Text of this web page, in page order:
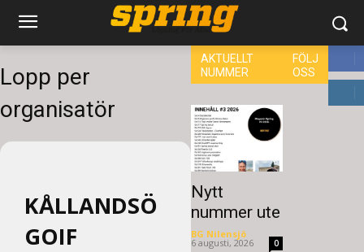
Lopp per
organisatör
KÅLLANDSÖ
GOIF
AKTUELLT
NUMMER
Nytt
nummer ute
BG Nilensjö
6 augusti, 2026 0
FÖLJ
OSS
8,660
6,714